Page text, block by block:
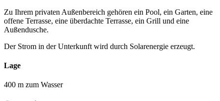
Zu Ihrem privaten Außenbereich gehören ein Pool, ein Garten, eine
offene Terrasse, eine überdachte Terrasse, ein Grill und eine
Außendusche.
Der Strom in der Unterkunft wird durch Solarenergie erzeugt.
Lage
400 m zum Wasser